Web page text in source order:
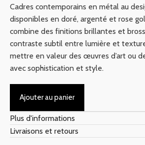
Cadres contemporains en métal au
disponibles en doré, argenté et rose
combine des finitions brillantes et
contraste subtil entre lumière et
mettre en valeur des œuvres d’art ou
avec sophistication et style.
Ajouter au panier
Plus d'informations
Livraisons et retours